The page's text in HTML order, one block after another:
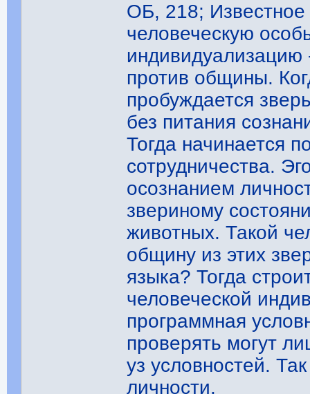
ОБ, 218; Известное
человеческую
индивидуализацию
против общины.
пробуждается
без питания
Тогда начинается
сотрудничества.
осознанием
звериному
животных. Такой
общину из этих
языка? Тогда
человеческой
программная
проверять могут
уз условностей.
личности.